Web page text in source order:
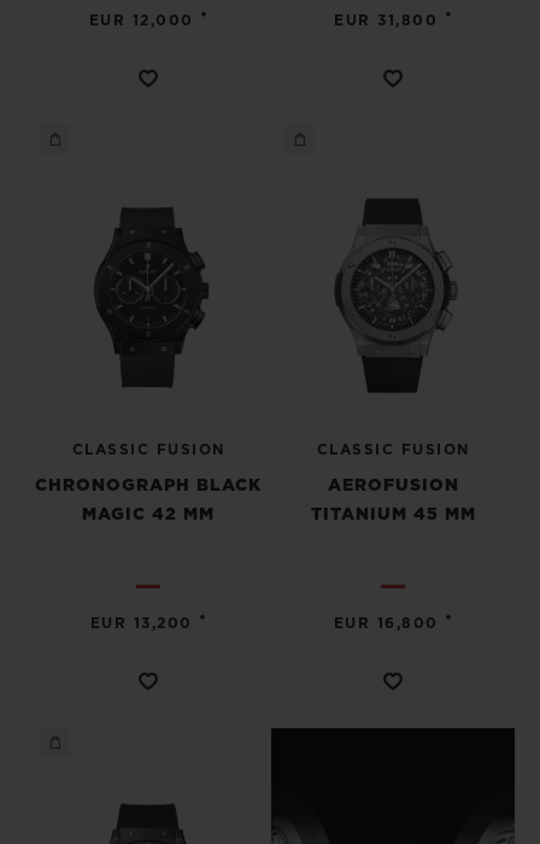
EUR 12,000 • EUR 31,800 •
CLASSIC FUSION
CHRONOGRAPH BLACK
MAGIC 42 MM
EUR 13,200 •
CLASSIC FUSION
AEROFUSION
TITANIUM 45 MM
EUR 16,800 •